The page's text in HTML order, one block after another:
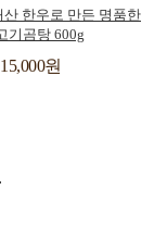
바
구
니
시
산 한우로 만든 명품한
기곰탕 600g
15,000원